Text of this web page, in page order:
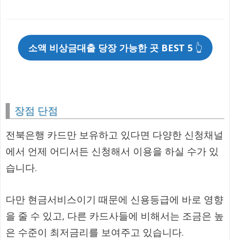
소액 비상금대출 당장 가능한 곳 BEST 5 👆
장점 단점
전북은행 카드만 보유하고 있다면 다양한 신청채널
에서 언제 어디서든 신청해서 이용을 하실 수가 있
습니다.
다만 현금서비스이기 때문에 신용등급에 바로 영향
을 줄 수 있고, 다른 카드사들에 비해서는 조금은 높
은 수준이 최저금리를 보여주고 있습니다.